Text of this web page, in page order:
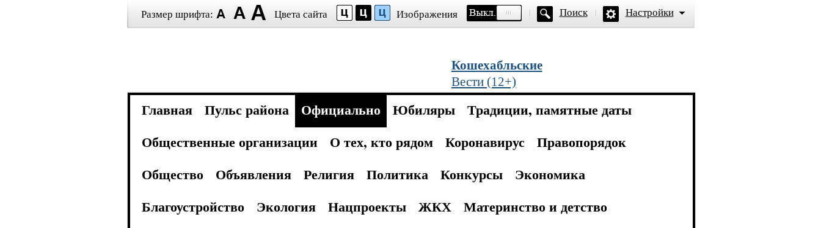
Размер шрифта: Цвета сайта Изображения Поиск Настройки
Кошехабльские
Вести (12+)
Главная Пульс района Официально Юбиляры
Традиции, памятные даты
Общественные организации
О тех, кто рядом Коронавирус
Правопорядок
Общество
Объявления Религия Политика Конкурсы
Экономика
Благоустройство
Экология Нацпроекты ЖКХ
Материнство и детство